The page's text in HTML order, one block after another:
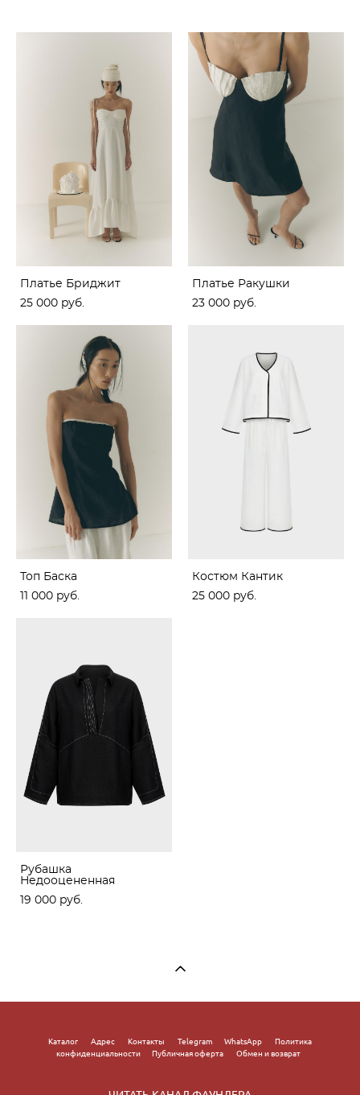
Платье Бриджит
25 000 pуб.
Платье Ракушки
23 000 pуб.
Топ Баска
11 000 pуб.
Костюм Кантик
25 000 pуб.
Рубашка
Недооцененная
19 000 pуб.
Каталог Адрес Контакты Telegram WhatsApp
Политика
конфиденциальности
Публичная оферта Обмен и возврат